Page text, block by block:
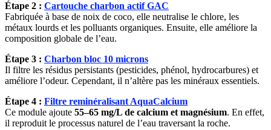
Étape 2 : Cartouche charbon actif GAC
Fabriquée à base de noix de coco, elle neutralise le chlore, les
métaux lourds et les polluants organiques. Ensuite, elle améliore la
composition globale de l’eau.
Étape 3 : Charbon bloc 10 microns
Il filtre les résidus persistants (pesticides, phénol, hydrocarbures) et
améliore l’odeur. Cependant, il n’altère pas les minéraux essentiels.
Étape 4 : Filtre reminéralisant AquaCalcium
Ce module ajoute 55–65 mg/L de calcium et magnésium. En effet,
il reproduit le processus naturel de l’eau traversant la roche.